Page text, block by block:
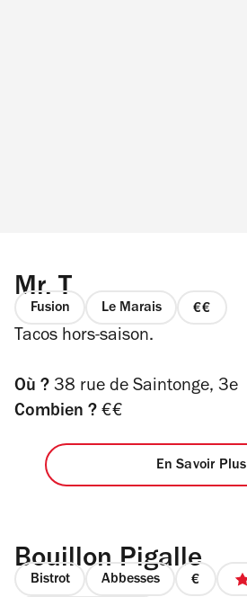
Mr. T
Fusion Le Marais
prix
4
Tacos hors-saison.
Où ? 38 rue de Saintonge, 3e
Combien ? €€
En Savoir Plus
Bouillon Pigalle
Bistrot Abbesses
prix